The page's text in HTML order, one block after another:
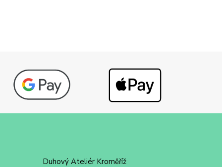
Duhový Ateliér Kroměříž